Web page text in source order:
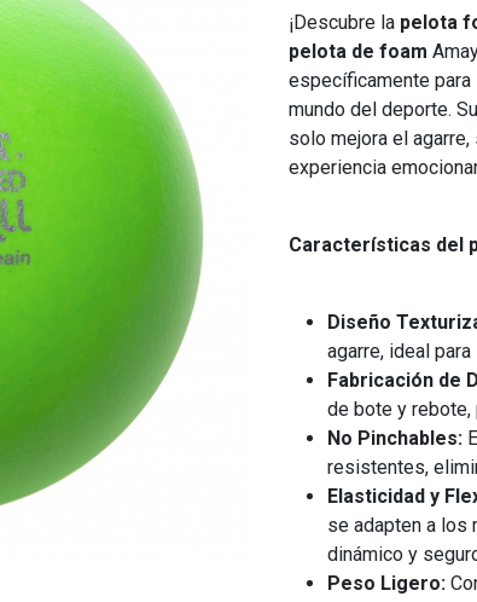
¡Descubre la pelota
pelota de foam
específicamente
mundo del deporte.
solo mejora el
experiencia
Características del
Diseño
agarre, ideal
Fabricación de
de bote y rebote,
No Pinchables:
resistentes,
Elasticidad y
se adapten a los
dinámico y
Peso Ligero: